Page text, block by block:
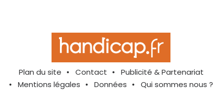
Plan du site Contact
Publicité & Partenariat
Mentions légales
Données Qui sommes nous ?